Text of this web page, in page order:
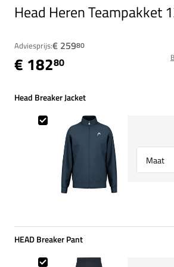
Head Heren Teampakket
Adviesprijs:€ 25980
€ 18280
Head Breaker Jacket
Select {option} for {name}
Head Breaker Jacket
HEAD Breaker Pant
HEAD Breaker Pant